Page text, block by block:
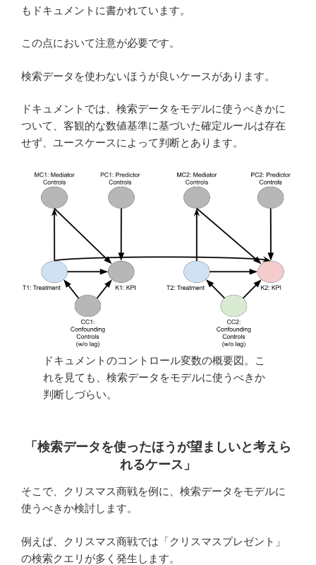
もドキュメントに書かれています。
この点において注意が必要です。
検索データを使わないほうが良いケースがあります。
ドキュメントでは、検索データをモデルに使うべきかに
ついて、客観的な数値基準に基づいた確定ルールは存在
せず、ユースケースによって判断とあります。
ドキュメントのコントロール変数の概要図。こ
れを見ても、検索データをモデルに使うべきか
判断しづらい。
「検索データを使ったほうが望ましいと考えら
れるケース 」
そこで、クリスマス商戦を例に、検索データをモデルに
使うべきか検討します。
例えば、クリスマス商戦では「クリスマスプレゼント」
の検索クエリが多く発生します。